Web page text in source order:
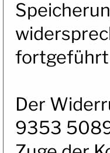
fortgeführt
Der
9353